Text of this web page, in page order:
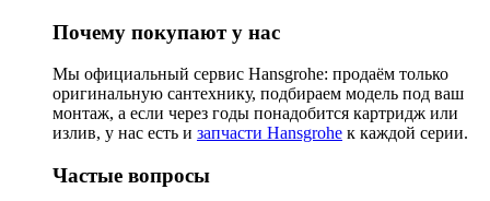
Почему покупают у нас
Мы официальный сервис Hansgrohe: продаём только
оригинальную сантехнику, подбираем модель под ваш
монтаж, а если через годы понадобится картридж или
излив, у нас есть и запчасти Hansgrohe к каждой серии.
Частые вопросы